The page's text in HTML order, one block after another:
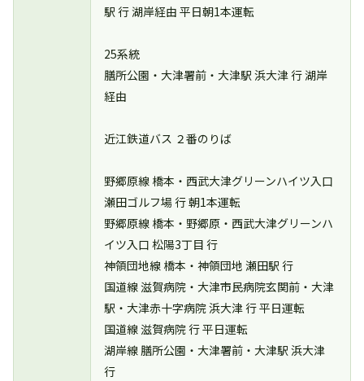
駅 行 湖岸経由 平日朝1本運転
25系統
膳所公園・大津署前・大津駅 浜大津 行 湖岸
経由
近江鉄道バス ２番のりば
野郷原線 橋本・西武大津グリーンハイツ入口
瀬田ゴルフ場 行 朝1本運転
野郷原線 橋本・野郷原・西武大津グリーンハ
イツ入口 松陽3丁目 行
神領団地線 橋本・神領団地 瀬田駅 行
国道線 滋賀病院・大津市民病院玄関前・大津
駅・大津赤十字病院 浜大津 行 平日運転
国道線 滋賀病院 行 平日運転
湖岸線 膳所公園・大津署前・大津駅 浜大津
行